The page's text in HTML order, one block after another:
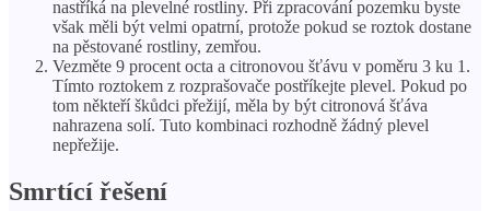
nastříká na plevelné rostliny. Při zpracování pozemku byste
však měli být velmi opatrní, protože pokud se roztok dostane
na pěstované rostliny, zemřou.
Vezměte 9 procent octa a citronovou šťávu v poměru 3 ku 1.
Tímto roztokem z rozprašovače postříkejte plevel. Pokud po
tom někteří škůdci přežijí, měla by být citronová šťáva
nahrazena solí. Tuto kombinaci rozhodně žádný plevel
nepřežije.
Smrtící řešení